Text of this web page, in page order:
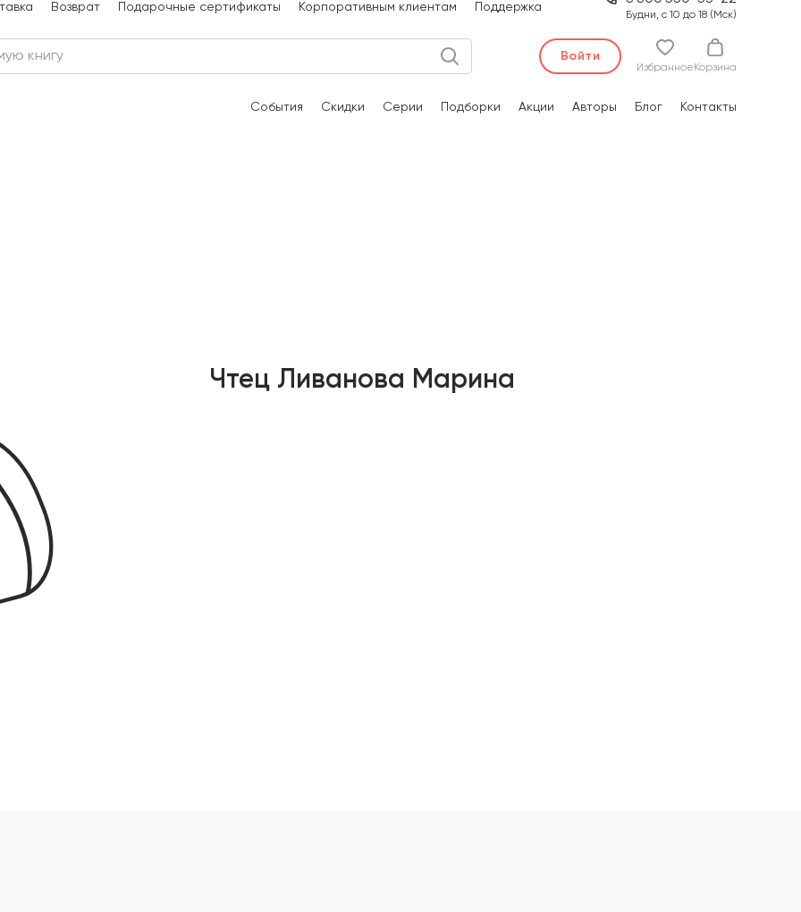
Возврат Подарочные сертификаты Корпоративным клиентам Поддержка
Будни, с 10 до 18 (Мск)
Войти
Избранное Корзина
События Скидки Серии Подборки Акции Авторы Блог Контакты
Чтец Ливанова Марина